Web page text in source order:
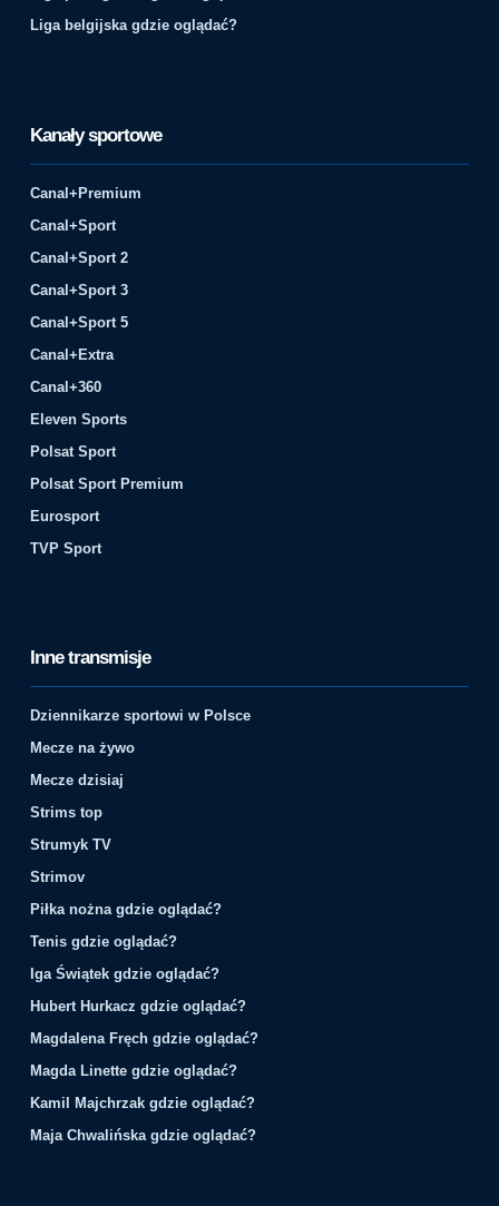
Liga belgijska gdzie oglądać?
Kanały sportowe
Canal+Premium
Canal+Sport
Canal+Sport 2
Canal+Sport 3
Canal+Sport 5
Canal+Extra
Canal+360
Eleven Sports
Polsat Sport
Polsat Sport Premium
Eurosport
TVP Sport
Inne transmisje
Dziennikarze sportowi w Polsce
Mecze na żywo
Mecze dzisiaj
Strims top
Strumyk TV
Strimov
Piłka nożna gdzie oglądać?
Tenis gdzie oglądać?
Iga Świątek gdzie oglądać?
Hubert Hurkacz gdzie oglądać?
Magdalena Fręch gdzie oglądać?
Magda Linette gdzie oglądać?
Kamil Majchrzak gdzie oglądać?
Maja Chwalińska gdzie oglądać?